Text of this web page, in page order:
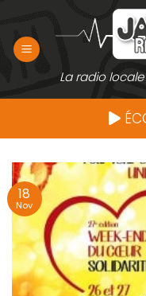
contenu
La radio locale
18
Nov